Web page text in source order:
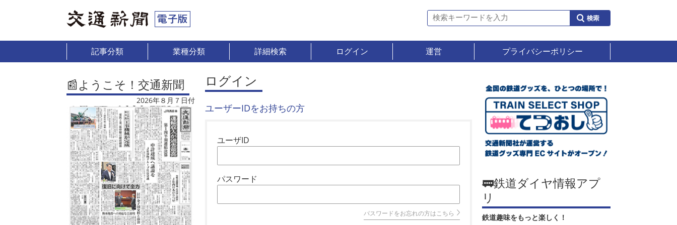
記事分類 業種分類 詳細検索 ログイン 運営 プライバシーポリシー
📰ようこそ！交通新聞
2026年８月７日付
ログイン
ユーザーIDをお持ちの方
ユーザID
パスワード
パスワードをお忘れの方はこちら
🚃鉄道ダイヤ情報アプ
リ
鉄道趣味をもっと楽しく！